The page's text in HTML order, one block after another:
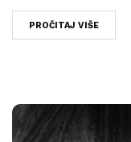
PROČITAJ VIŠE